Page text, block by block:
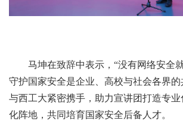
马坤在致辞中表示，“没有网络安全
守护国家安全是企业、高校与社会各界
与西工大紧密携手，助力宣讲团打造专
化阵地，共同培育国家安全后备人才。